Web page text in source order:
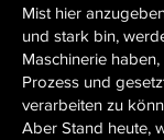
Mist hier
und stark bin,
Maschinerie
Prozess und
verarbeiten zu
Aber Stand heute,